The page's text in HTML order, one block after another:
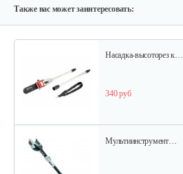
Также вас может заинтересовать:
270 руб
Насадка-высоторез к…
340 руб
Мультиинструмент…